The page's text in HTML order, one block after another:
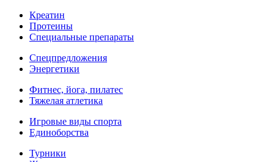
Креатин
Протеины
Специальные препараты
Спецпредложения
Энергетики
Фитнес, йога, пилатес
Тяжелая атлетика
Игровые виды спорта
Единоборства
Турники